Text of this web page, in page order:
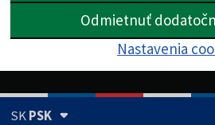
Odmietnuť
Nastavenia
SKPSK